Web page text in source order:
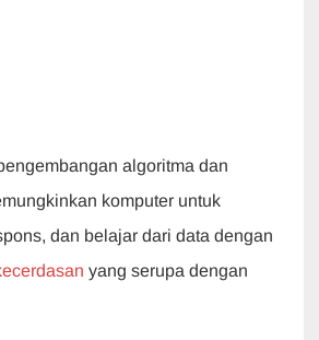
algoritma dan
komputer untuk
dan belajar dari data dengan
yang serupa dengan